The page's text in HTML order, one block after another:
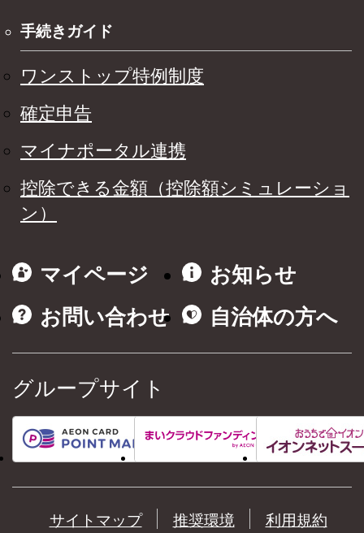
手続きガイド
ワンストップ特例制度
確定申告
マイナポータル連携
控除できる金額（控除額シミュレーショ
ン）
マイページ
お知らせ
お問い合わせ
自治体の方へ
グループサイト
サイトマップ 推奨環境 利用規約